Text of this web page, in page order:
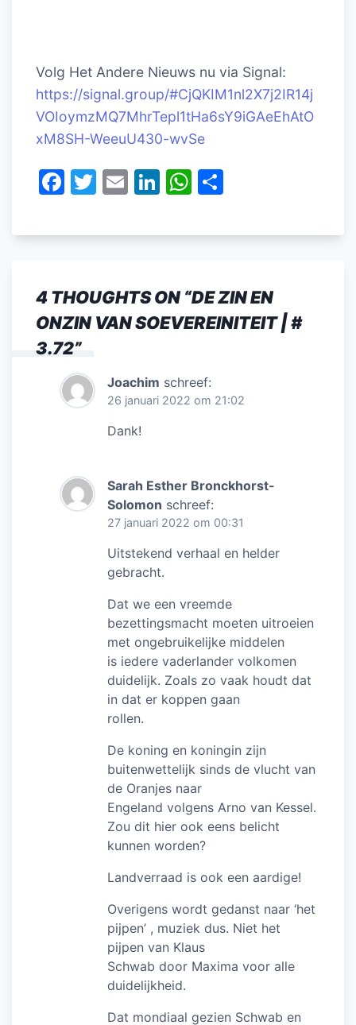
Volg Het Andere Nieuws nu via Signal:
https://signal.group/#CjQKIM1nl2X7j2IR14j
VOIoymzMQ7MhrTepl1tHa6sY9iGAeEhAtO
xM8SH-WeeuU430-wvSe
F
c
b
o
o
k
T
itt
E
ai
Li
k
dI
n
W
at
A
p
p
e
4 THOUGHTS ON “DE ZIN EN
ONZIN VAN SOEVEREINITEIT | #
3.72”
Joachim schreef:
26 januari 2022 om 21:02
Dank!
Sarah Esther Bronckhorst-
Solomon schreef:
27 januari 2022 om 00:31
Uitstekend verhaal en helder
gebracht.
Dat we een vreemde
bezettingsmacht moeten uitroeien
met ongebruikelijke middelen
is iedere vaderlander volkomen
duidelijk. Zoals zo vaak houdt dat
in dat er koppen gaan
rollen.
De koning en koningin zijn
buitenwettelijk sinds de vlucht van
de Oranjes naar
Engeland volgens Arno van Kessel.
Zou dit hier ook eens belicht
kunnen worden?
Landverraad is ook een aardige!
Overigens wordt gedanst naar ‘het
pijpen’ , muziek dus. Niet het
pijpen van Klaus
Schwab door Maxima voor alle
duidelijkheid.
Dat mondiaal gezien Schwab en